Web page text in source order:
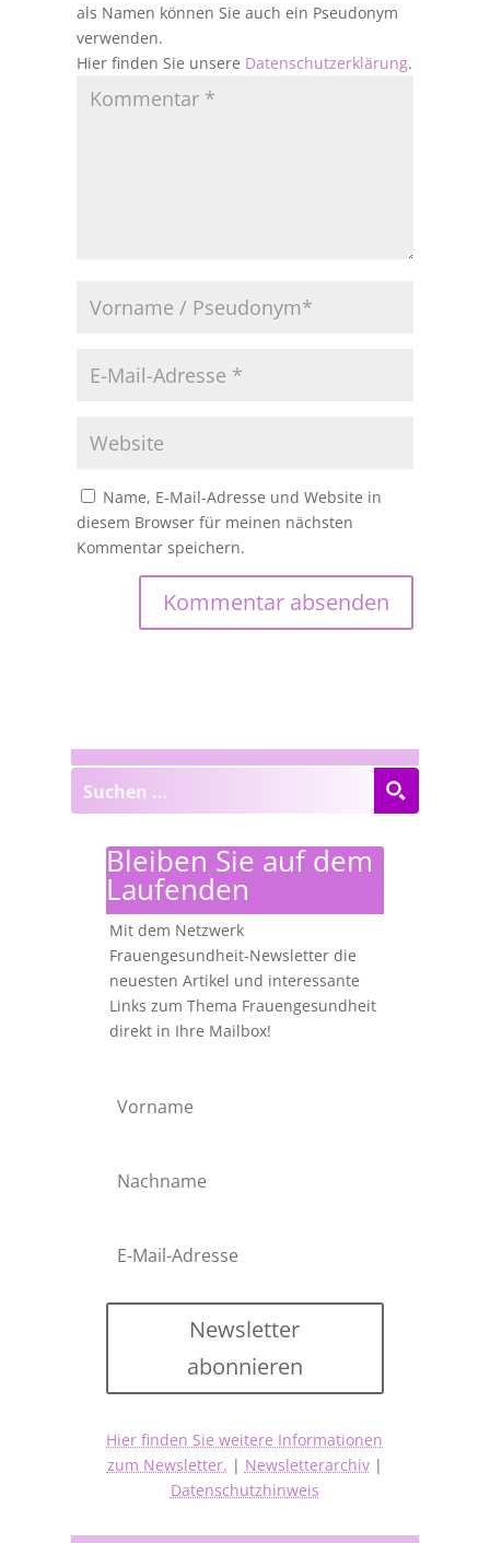
als Namen können Sie auch ein Pseudonym
verwenden.
Hier finden Sie unsere Datenschutzerklärung.
Name, E-Mail-Adresse und Website in
diesem Browser für meinen nächsten
Kommentar speichern.
Bleiben Sie auf dem
Laufenden
Mit dem Netzwerk
Frauengesundheit-Newsletter die
neuesten Artikel und interessante
Links zum Thema Frauengesundheit
direkt in Ihre Mailbox!
Newsletter
abonnieren
Hier finden Sie weitere Informationen
zum Newsletter. | Newsletterarchiv|
Datenschutzhinweis